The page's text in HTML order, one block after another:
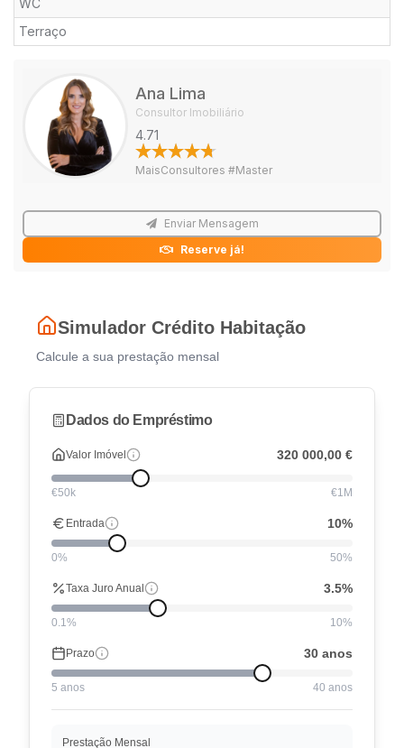
WC
Terraço
Ana Lima
Consultor Imobiliário
4.71
MaisConsultores #Master
Enviar Mensagem
Reserve já!